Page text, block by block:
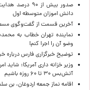
دانش اموزان متوسطه اول
آخرین قسمت از گفت‌وگوی
نماینده تهران خطاب به
وضو آن را اجرا کنم!
توضیح خبرگزاری فارس درباره
وزیر خزانه داری آمریکا: شاید
آتش‌بس ۳۰ تا ۶۰ روزه باشیم
اقامه نماز جمعه اردوغان، بن